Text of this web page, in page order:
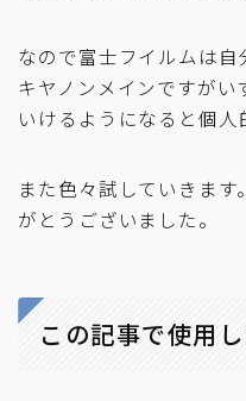
なので富士フイルムは
キヤノンメインですが
いけるようになると個人
また色々試していきま
がとうございました。
この記事で使用